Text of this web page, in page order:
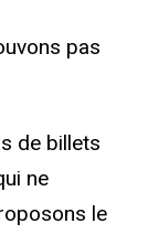
pas
de billets
ne
le